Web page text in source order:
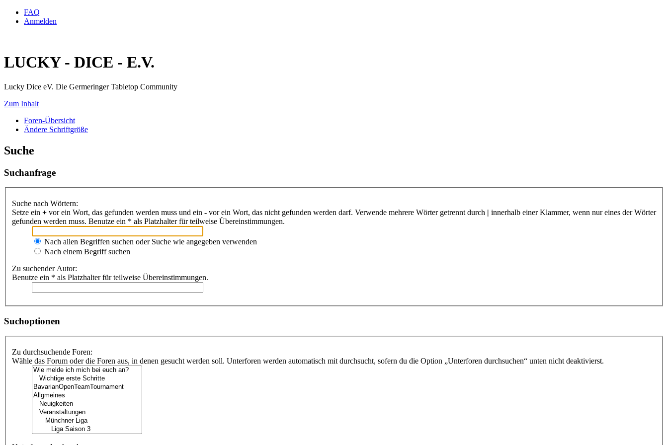
FAQ
Anmelden
LUCKY - DICE - E.V.
Lucky Dice eV. Die Germeringer Tabletop Community
Zum Inhalt
Foren-Übersicht
Ändere Schriftgröße
Suche
Suchanfrage
Suche nach Wörtern:
Setze ein + vor ein Wort, das gefunden werden muss und ein - vor ein Wort, das nicht gefunden werden darf. Verwende mehrere Wörter getrennt durch | innerhalb einer Klammer, wenn nur eines der Wörter
gefunden werden muss. Benutze ein * als Platzhalter für teilweise Übereinstimmungen.
Nach allen Begriffen suchen oder Suche wie angegeben verwenden
Nach einem Begriff suchen
Zu suchender Autor:
Benutze ein * als Platzhalter für teilweise Übereinstimmungen.
Suchoptionen
Zu durchsuchende Foren:
Wähle das Forum oder die Foren aus, in denen gesucht werden soll. Unterforen werden automatisch mit durchsucht, sofern du die Option „Unterforen durchsuchen“ unten nicht deaktivierst.